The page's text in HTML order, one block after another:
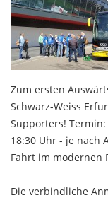
Zum ersten
Schwarz-Weiss
Supporters!
18:30 Uhr - je nach
Fahrt im modernen
Die verbindliche